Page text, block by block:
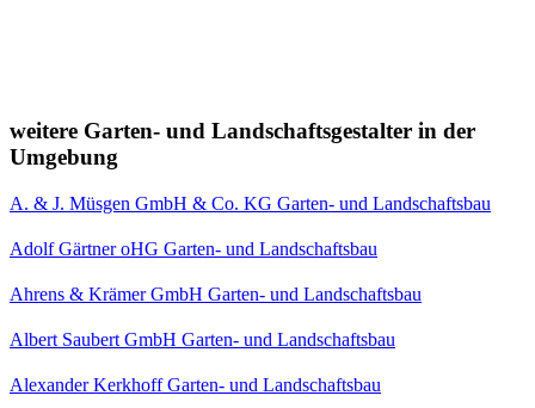
weitere Garten- und Landschaftsgestalter in der
Umgebung
A. & J. Müsgen GmbH & Co. KG Garten- und Landschaftsbau
Adolf Gärtner oHG Garten- und Landschaftsbau
Ahrens & Krämer GmbH Garten- und Landschaftsbau
Albert Saubert GmbH Garten- und Landschaftsbau
Alexander Kerkhoff Garten- und Landschaftsbau